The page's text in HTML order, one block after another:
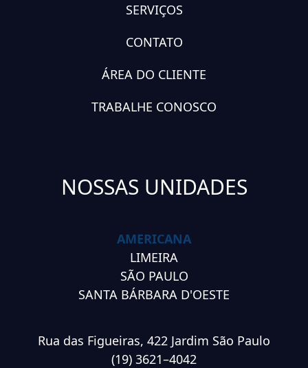
SERVIÇOS
CONTATO
ÁREA DO CLIENTE
TRABALHE CONOSCO
NOSSAS UNIDADES
AMERICANA
LIMEIRA
SÃO PAULO
SANTA BÁRBARA D'OESTE
Rua das Figueiras, 422 Jardim São Paulo
(19) 3621–4042